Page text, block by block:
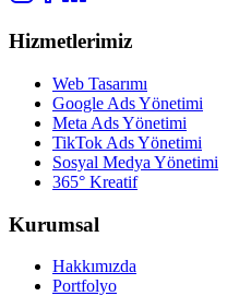
Hizmetlerimiz
Web Tasarımı
Google Ads Yönetimi
Meta Ads Yönetimi
TikTok Ads Yönetimi
Sosyal Medya Yönetimi
365° Kreatif
Kurumsal
Hakkımızda
Portfolyo